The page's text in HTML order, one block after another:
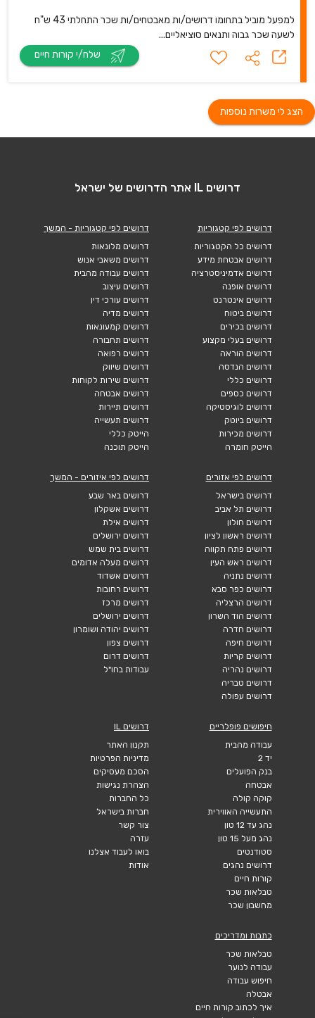
למפעל מוביל בתחומו דרושים/ות מאבטחים/ות שכר התחלתי 43 ש"ח
לשעה שכר גבוה ותנאים סוציאליים...
הצג לי משרות נוספות
דרושים IL אתר הדרושים של ישראל
דרושים לפי קטגוריות
דרושים כל הקטגוריות
דרושים אבטחת מידע
דרושים אדמיניסטרציה
דרושים אופנה
דרושים אינטרנט
דרושים ביטוח
דרושים בכירים
דרושים בעלי מקצוע
דרושים הוראה
דרושים הנדסה
דרושים כללי
דרושים כספים
דרושים לוגיסטיקה
דרושים ביוטק
דרושים מכירות
הייטק חומרה
דרושים לפי קטגוריות - המשך
דרושים מלונאות
דרושים משאבי אנוש
דרושים עבודה מהבית
דרושים עיצוב
דרושים עורכי דין
דרושים מדיה
דרושים קמעונאות
דרושים תחבורה
דרושים רפואה
דרושים שיווק
דרושים שירות לקוחות
דרושים אבטחה
דרושים תיירות
דרושים תעשייה
הייטק כללי
הייטק תוכנה
דרושים לפי אזורים
דרושים בישראל
דרושים תל אביב
דרושים חולון
דרושים ראשון לציון
דרושים פתח תקווה
דרושים ראש העין
דרושים נתניה
דרושים כפר סבא
דרושים הרצליה
דרושים הוד השרון
דרושים חדרה
דרושים חיפה
דרושים קריות
דרושים נהריה
דרושים טבריה
דרושים עפולה
דרושים לפי איזורים - המשך
דרושים באר שבע
דרושים אשקלון
דרושים אילת
דרושים ירושלים
דרושים בית שמש
דרושים מעלה אדומים
דרושים אשדוד
דרושים רחובות
דרושים מרכז
דרושים ירושלים
דרושים יהודה ושומרון
דרושים צפון
דרושים דרום
עבודות בחו"ל
חיפושים פופלריים
עבודה מהבית
יד 2
בנק הפועלים
אבטחה
קוקה קולה
התעשייה האווירית
נהג עד 12 טון
נהג מעל 15 טון
סטודנטים
דרושים נהגים
קורות חיים
טבלאות שכר
מחשבון שכר
דרושים IL
תקנון האתר
מדיניות הפרטיות
הסכם מעסיקים
הצהרת נגישות
כל החברות
חברות בישראל
צור קשר
עזרה
בואו לעבוד אצלנו
אודות
כתבות ומדריכים
טבלאות שכר
עבודה לנוער
חיפוש עבודה
אבטלה
איך לכתוב קורות חיים